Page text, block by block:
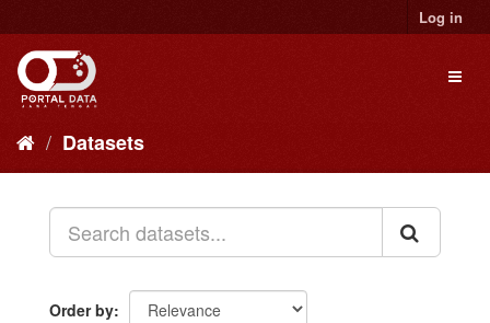
to
content
Log in
Datasets
Order by